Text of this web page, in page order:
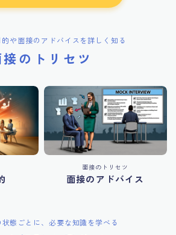
や面接のアドバイスを詳しく知る
接のトリセツ
面接のトリセツ
面接のアドバイス
態ごとに、必要な知識を学べる